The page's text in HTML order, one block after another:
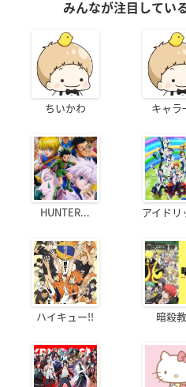
みんなが注目してい
ちいかわ キャラ
HUNTER... アイドリ
ハイキュー!! 暗殺